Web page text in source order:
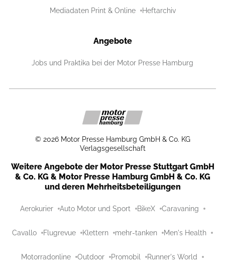
Mediadaten Print & Online Heftarchiv
Angebote
Jobs und Praktika bei der Motor Presse Hamburg
© 2026 Motor Presse Hamburg GmbH & Co. KG
Verlagsgesellschaft
Weitere Angebote der Motor Presse Stuttgart GmbH
& Co. KG & Motor Presse Hamburg GmbH & Co. KG
und deren Mehrheitsbeteiligungen
Aerokurier Auto Motor und Sport BikeX Caravaning
Cavallo Flugrevue Klettern mehr-tanken Men's Health
Motorradonline Outdoor Promobil Runner's World